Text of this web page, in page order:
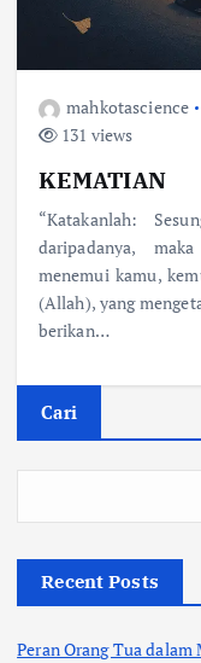
mahkotascience
131 views
KEMATIAN
“Katakanlah:
daripadanya,
menemui kamu,
(Allah), yang
berikan…
Cari
Recent Posts
Peran Orang Tua